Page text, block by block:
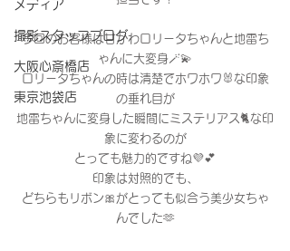
メディア
撮影スタッフブログ
大阪心斎橋店
東京池袋店
今回のお客様は甘かわロリータちゃんと地雷ち
ゃんに大変身🪄💫
ロリータちゃんの時は清楚でホワホワ🐰な印象
の垂れ目が
地雷ちゃんに変身した瞬間にミステリアス🐈な印
象に変わるのが
とっても魅力的ですね💜💕
印象は対照的でも、
どちらもリボン🎀がとっても似合う美少女ちゃ
んでした🫶